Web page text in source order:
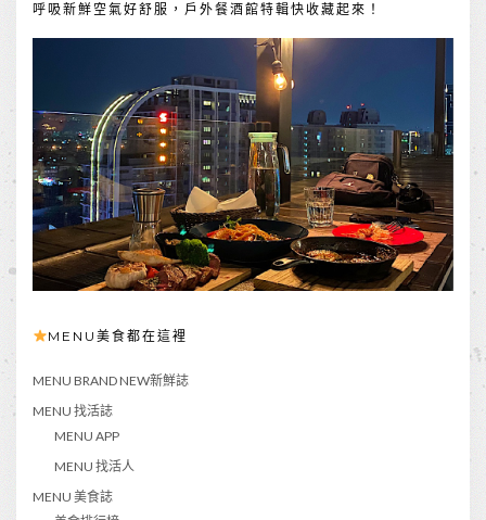
呼吸新鮮空氣好舒服，戶外餐酒館特輯快收藏起來！
MENU美食都在這裡
MENU BRAND NEW新鮮誌
MENU 找活誌
MENU APP
MENU 找活人
MENU 美食誌